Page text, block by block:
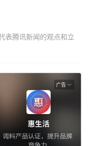
表腾讯新闻的观点和立
广告